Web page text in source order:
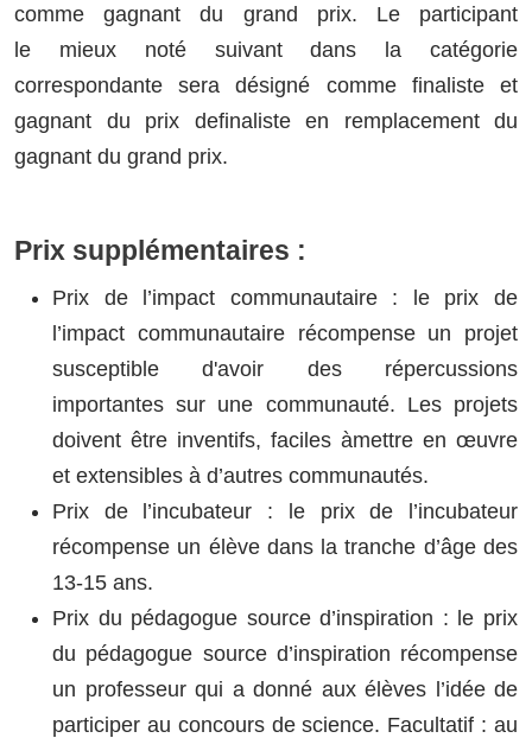
comme gagnant du grand prix. Le participant
le mieux noté suivant dans la catégorie
correspondante sera désigné comme finaliste et
gagnant du prix definaliste en remplacement du
gagnant du grand prix.
Prix supplémentaires :
Prix de l’impact communautaire : le prix de
l’impact communautaire récompense un projet
susceptible d'avoir des répercussions
importantes sur une communauté. Les projets
doivent être inventifs, faciles àmettre en œuvre
et extensibles à d’autres communautés.
Prix de l’incubateur : le prix de l’incubateur
récompense un élève dans la tranche d’âge des
13-15 ans.
Prix du pédagogue source d’inspiration : le prix
du pédagogue source d’inspiration récompense
un professeur qui a donné aux élèves l’idée de
participer au concours de science. Facultatif : au